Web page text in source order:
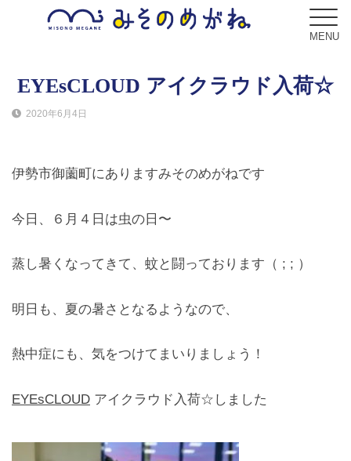
MENU
サービス
Service
フレーム
Lens
EYEsCLOUD アイクラウド入荷☆
2020年6月4日
伊勢市御薗町にありますみそのめがねです
今日、６月４日は虫の日〜
蒸し暑くなってきて、蚊と闘っております（ ; ; ）
明日も、夏の暑さとなるようなので、
熱中症にも、気をつけてまいりましょう！
EYEsCLOUD アイクラウド入荷☆しました